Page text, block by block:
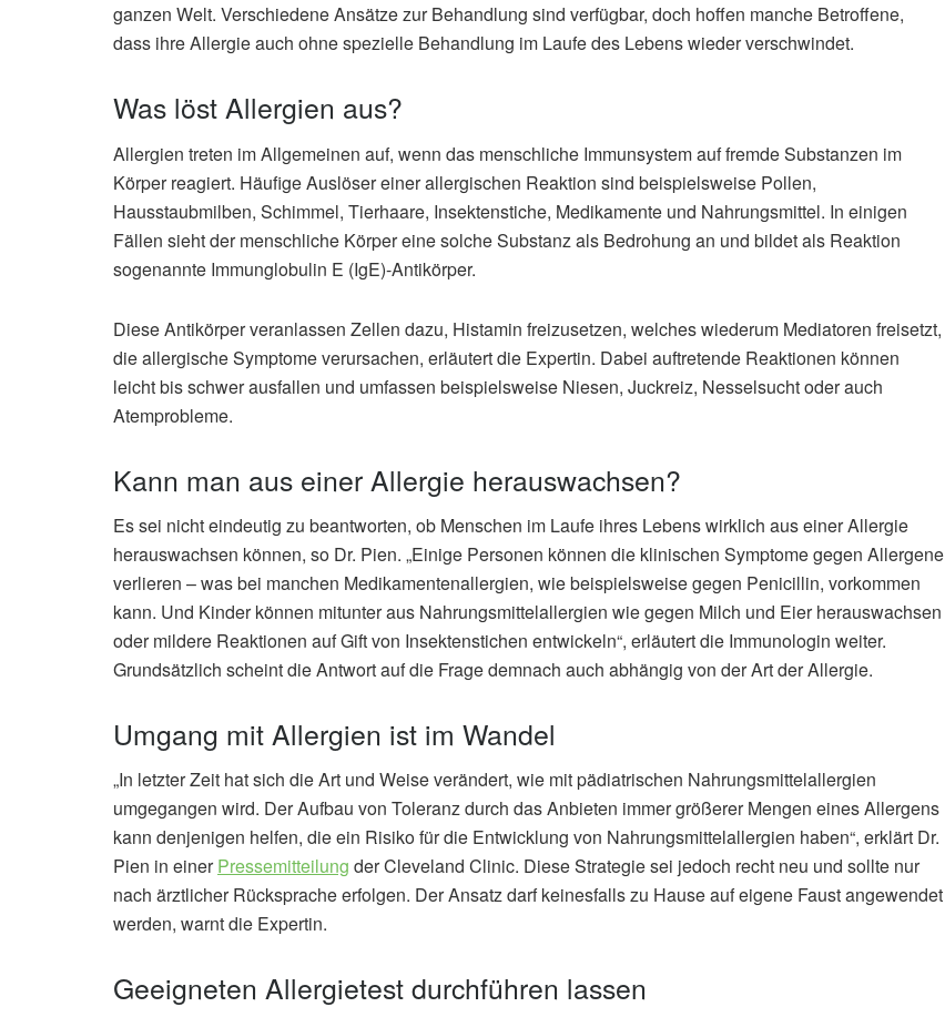
ganzen Welt. Verschiedene Ansätze zur Behandlung sind verfügbar, doch hoffen manche Betroffene,
dass ihre Allergie auch ohne spezielle Behandlung im Laufe des Lebens wieder verschwindet.
Was löst Allergien aus?
Allergien treten im Allgemeinen auf, wenn das menschliche Immunsystem auf fremde Substanzen im
Körper reagiert. Häufige Auslöser einer allergischen Reaktion sind beispielsweise Pollen,
Hausstaubmilben, Schimmel, Tierhaare, Insektenstiche, Medikamente und Nahrungsmittel. In einigen
Fällen sieht der menschliche Körper eine solche Substanz als Bedrohung an und bildet als Reaktion
sogenannte Immunglobulin E (IgE)-Antikörper.
Diese Antikörper veranlassen Zellen dazu, Histamin freizusetzen, welches wiederum Mediatoren freisetzt,
die allergische Symptome verursachen, erläutert die Expertin. Dabei auftretende Reaktionen können
leicht bis schwer ausfallen und umfassen beispielsweise Niesen, Juckreiz, Nesselsucht oder auch
Atemprobleme.
Kann man aus einer Allergie herauswachsen?
Es sei nicht eindeutig zu beantworten, ob Menschen im Laufe ihres Lebens wirklich aus einer Allergie
herauswachsen können, so Dr. Pien. „Einige Personen können die klinischen Symptome gegen Allergene
verlieren – was bei manchen Medikamentenallergien, wie beispielsweise gegen Penicillin, vorkommen
kann. Und Kinder können mitunter aus Nahrungsmittelallergien wie gegen Milch und Eier herauswachsen
oder mildere Reaktionen auf Gift von Insektenstichen entwickeln“, erläutert die Immunologin weiter.
Grundsätzlich scheint die Antwort auf die Frage demnach auch abhängig von der Art der Allergie.
Umgang mit Allergien ist im Wandel
„In letzter Zeit hat sich die Art und Weise verändert, wie mit pädiatrischen Nahrungsmittelallergien
umgegangen wird. Der Aufbau von Toleranz durch das Anbieten immer größerer Mengen eines Allergens
kann denjenigen helfen, die ein Risiko für die Entwicklung von Nahrungsmittelallergien haben“, erklärt Dr.
Pien in einerPressemitteilung der Cleveland Clinic. Diese Strategie sei jedoch recht neu und sollte nur
nach ärztlicher Rücksprache erfolgen. Der Ansatz darf keinesfalls zu Hause auf eigene Faust angewendet
werden, warnt die Expertin.
Geeigneten Allergietest durchführen lassen